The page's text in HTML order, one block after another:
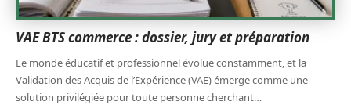
VAE BTS commerce : dossier, jury et préparation
Le monde éducatif et professionnel évolue constamment, et la
Validation des Acquis de l’Expérience (VAE) émerge comme une
solution privilégiée pour toute personne cherchant…